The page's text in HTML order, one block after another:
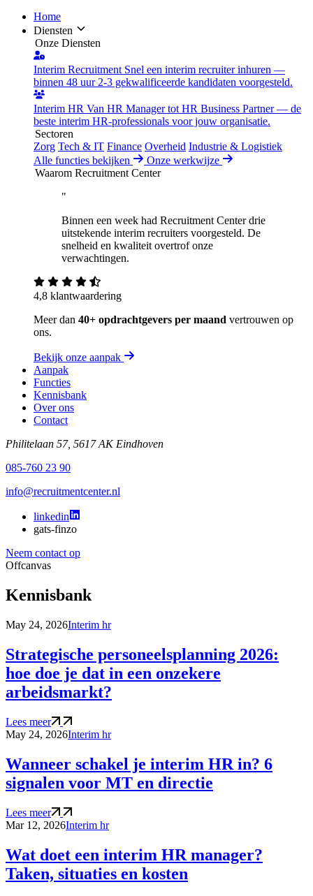
Home
Diensten
Onze Diensten
Interim Recruitment Snel een interim recruiter inhuren —
binnen 48 uur 2-3 gekwalificeerde kandidaten voorgesteld.
Interim HR Van HR Manager tot HR Business Partner — de
beste interim HR-professionals voor jouw organisatie.
Sectoren
Zorg Tech & IT Finance Overheid Industrie & Logistiek
Alle functies bekijken
Onze werkwijze
Waarom Recruitment Center
"
Binnen een week had Recruitment Center drie
uitstekende interim recruiters voorgesteld. De
snelheid en kwaliteit overtrof onze
verwachtingen.
4,8 klantwaardering
Meer dan 40+ opdrachtgevers per maand vertrouwen op
ons.
Bekijk onze aanpak
Aanpak
Functies
Kennisbank
Over ons
Contact
Philitelaan 57, 5617 AK Eindhoven
085-760 23 90
info@recruitmentcenter.nl
linkedin
gats-finzo
Neem contact op
Offcanvas
Kennisbank
May 24, 2026Interim hr
Strategische personeelsplanning 2026:
hoe doe je dat in een onzekere
arbeidsmarkt?
Lees meer
May 24, 2026Interim hr
Wanneer schakel je interim HR in? 6
signalen voor MT en directie
Lees meer
Mar 12, 2026Interim hr
Wat doet een interim HR manager?
Taken, situaties en kosten